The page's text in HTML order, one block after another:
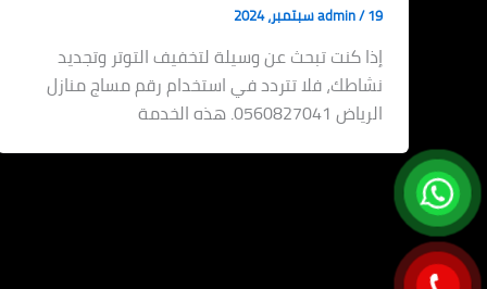
admin/19 سبتمبر، 2024
إذا كنت تبحث عن وسيلة لتخفيف التوتر وتجديد
نشاطك، فلا تتردد في استخدام رقم مساج منازل
الرياض 0560827041. هذه الخدمة